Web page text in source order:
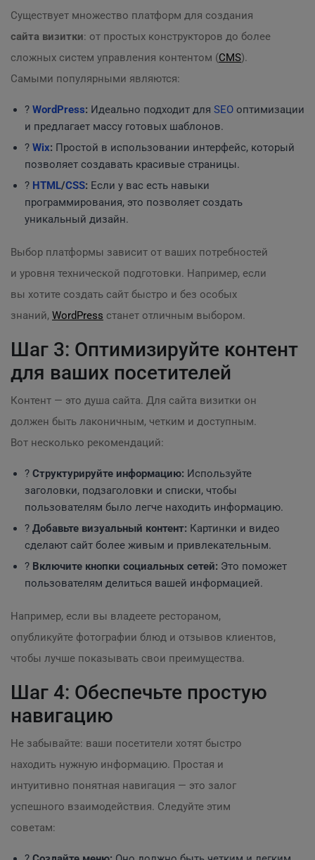
Существует множество платформ для создания
сайта визитки: от простых конструкторов до более
сложных систем управления контентом (CMS).
Самыми популярными являются:
? WordPress: Идеально подходит для SEO оптимизации
и предлагает массу готовых шаблонов.
?️ Wix: Простой в использовании интерфейс, который
позволяет создавать красивые страницы.
? HTML/CSS: Если у вас есть навыки
программирования, это позволяет создать
уникальный дизайн.
Выбор платформы зависит от ваших потребностей
и уровня технической подготовки. Например, если
вы хотите создать сайт быстро и без особых
знаний, WordPress станет отличным выбором.
Шаг 3: Оптимизируйте контент
для ваших посетителей
Контент — это душа сайта. Для сайта визитки он
должен быть лаконичным, четким и доступным.
Вот несколько рекомендаций:
?️ Структурируйте информацию: Используйте
заголовки, подзаголовки и списки, чтобы
пользователям было легче находить информацию.
? Добавьте визуальный контент: Картинки и видео
сделают сайт более живым и привлекательным.
? Включите кнопки социальных сетей: Это поможет
пользователям делиться вашей информацией.
Например, если вы владеете рестораном,
опубликуйте фотографии блюд и отзывов клиентов,
чтобы лучше показывать свои преимущества.
Шаг 4: Обеспечьте простую
навигацию
Не забывайте: ваши посетители хотят быстро
находить нужную информацию. Простая и
интуитивно понятная навигация — это залог
успешного взаимодействия. Следуйте этим
советам: